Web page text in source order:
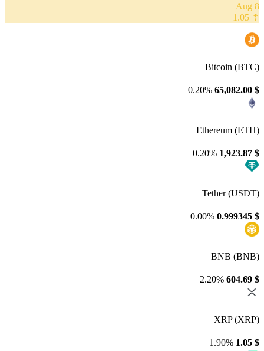
8 Aug
⇡ 1.05
Bitcoin (BTC)
$
65,082.00
0.20%
Ethereum (ETH)
$
1,923.87
0.20%
Tether (USDT)
$
0.999345
0.00%
BNB (BNB)
$
604.69
2.20%
XRP (XRP)
$
1.05
1.90%